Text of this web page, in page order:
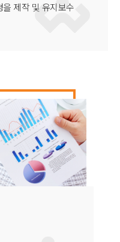
제작 및 유지보수